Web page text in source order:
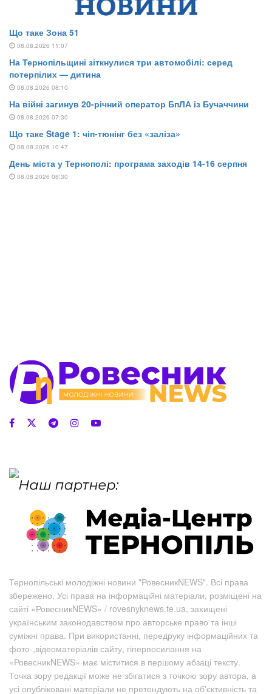
Тернопільські молодіжні новини "РовесникNEWS". Всі права
збережено. Усі права на інформаційні матеріали, розміщені на
сайті «РовесникNEWS» / rovesnyknews.te.ua, захищені
українським законодавством про авторське право та інші
суміжні права. При використанні, передруку інформаційних та
фото-,відеоматеріалів сайту, гіперпосилання на
«РовесникNEWS» має міститися в першому абзаці тексту.
Точка зору редакції може не збігатися з точкою зору автора, а
усі опубліковані матеріали не претендують на об'єктивність та